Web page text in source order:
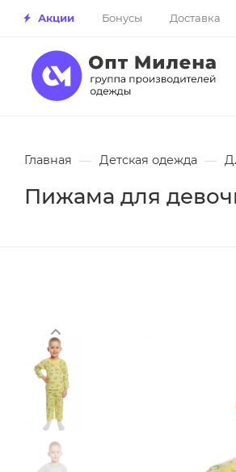
Акции Бонусы Доставка
Главная — Детская одежда —
Пижама для